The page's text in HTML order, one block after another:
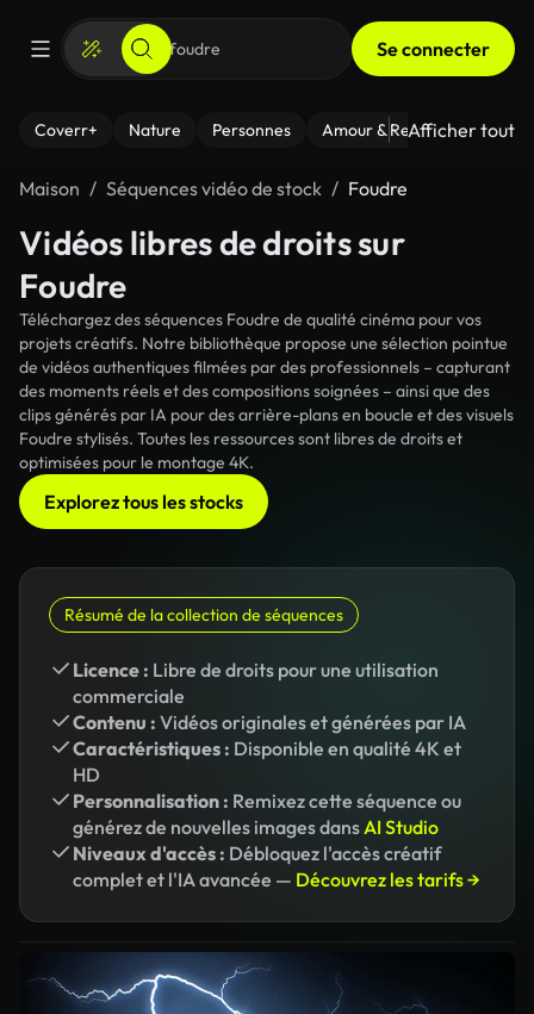
Se connecter
Coverr+ Nature Personnes Amour & Relations Le
Afficher tout
Maison Séquences vidéo de stock Foudre
Vidéos libres de droits sur
Foudre
Téléchargez des séquences Foudre de qualité cinéma pour vos
projets créatifs. Notre bibliothèque propose une sélection pointue
de vidéos authentiques filmées par des professionnels – capturant
des moments réels et des compositions soignées – ainsi que des
clips générés par IA pour des arrière-plans en boucle et des visuels
Foudre stylisés. Toutes les ressources sont libres de droits et
optimisées pour le montage 4K.
Explorez tous les stocks
Résumé de la collection de séquences
Licence : Libre de droits pour une utilisation
commerciale
Contenu : Vidéos originales et générées par IA
Caractéristiques : Disponible en qualité 4K et
HD
Personnalisation : Remixez cette séquence ou
générez de nouvelles images dansAI Studio
Niveaux d'accès : Débloquez l'accès créatif
complet et l'IA avancée — Découvrez les tarifs →